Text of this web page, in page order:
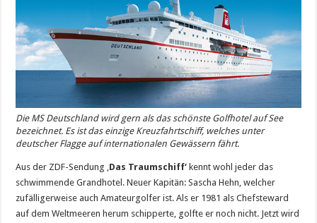
Die MS Deutschland wird gern als das schönste Golfhotel auf See
bezeichnet. Es ist das einzige Kreuzfahrtschiff, welches unter
deutscher Flagge auf internationalen Gewässern fährt.
Aus der ZDF-Sendung ‚Das Traumschiff‘ kennt wohl jeder das
schwimmende Grandhotel. Neuer Kapitän: Sascha Hehn, welcher
zufälligerweise auch Amateurgolfer ist. Als er 1981 als Chefsteward
auf dem Weltmeeren herum schipperte, golfte er noch nicht. Jetzt wird